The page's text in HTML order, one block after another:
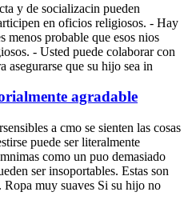
y de socializacin pueden
en oficios religiosos. - Hay
menos probable que esos nios
- Usted puede colaborar con
asegurarse que su hijo sea in
agradable
a cmo se sienten las cosas
puede ser literalmente
como un puo demasiado
ser insoportables. Estas son
Ropa muy suaves Si su hijo no